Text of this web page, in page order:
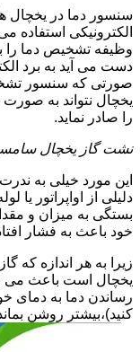
سنسور دما در یخچال
الکترونیکی استفاده
وظیفه تشخیص دما را
دست می آید به برد
صورتی که سنسور
یخچال نتواند به
را صادر نماید.
نشت گاز یخچال
این مورد خیلی به
دلیلی از اواپراتور
بستگی به میزان و
خود باعث به فشار
زیرا به هر اندازه که
یخچال است باعث می
رساندن دما به دمای
کنید)،بیشتر روشن